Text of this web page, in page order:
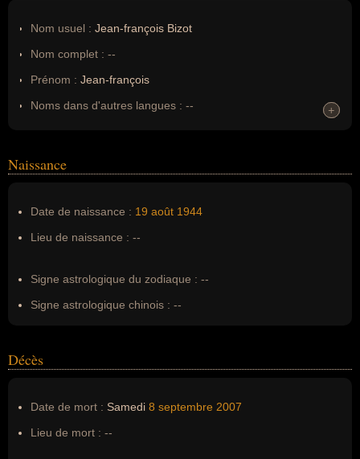
Nom usuel : Jean-françois Bizot
Nom complet : --
Prénom : Jean-françois
Noms dans d'autres langues : --
Nom de famille :Bizot
+
+
Naissance
Date de naissance : 19 août 1944
Lieu de naissance : --
Signe astrologique du zodiaque : --
Signe astrologique chinois : --
Décès
Date de mort : Samedi 8 septembre 2007
Lieu de mort : --